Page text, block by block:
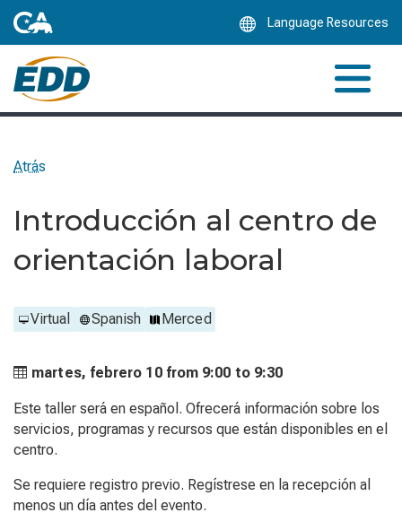
Language Resources
Atrás
Introducción al centro de
orientación laboral
Virtual Spanish Merced
martes, febrero 10 from 9:00 to 9:30
Este taller será en español. Ofrecerá información sobre los
servicios, programas y recursos que están disponibles en el
centro.
Se requiere registro previo. Regístrese en la recepción al
menos un día antes del evento.